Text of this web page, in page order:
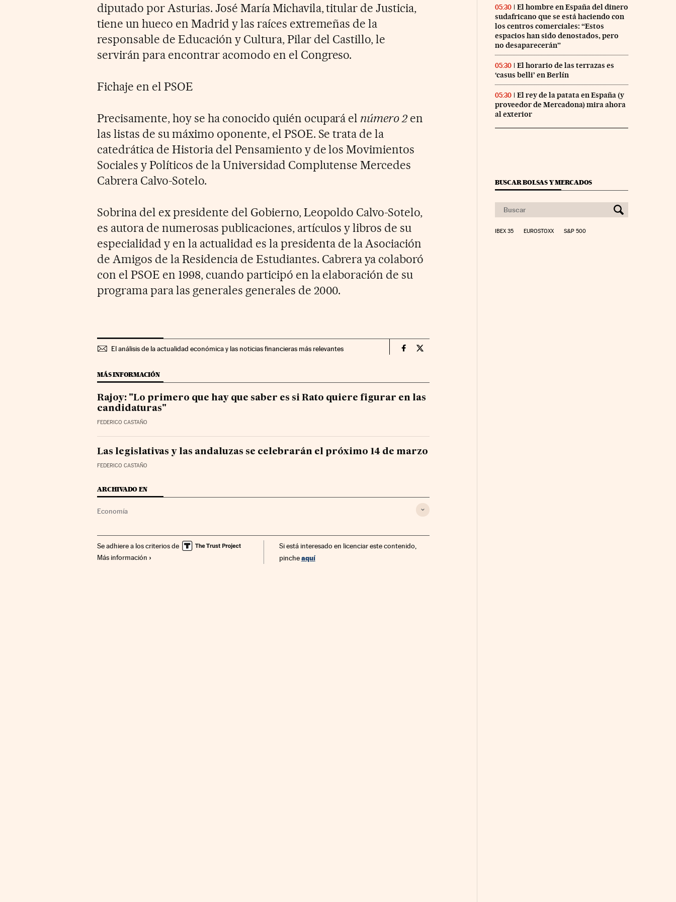
diputado por Asturias. José María Michavila, titular de Justicia,
tiene un hueco en Madrid y las raíces extremeñas de la
responsable de Educación y Cultura, Pilar del Castillo, le
servirán para encontrar acomodo en el Congreso.
Fichaje en el PSOE
Precisamente, hoy se ha conocido quién ocupará el número 2 en
las listas de su máximo oponente, el PSOE. Se trata de la
catedrática de Historia del Pensamiento y de los Movimientos
Sociales y Políticos de la Universidad Complutense Mercedes
Cabrera Calvo-Sotelo.
Sobrina del ex presidente del Gobierno, Leopoldo Calvo-Sotelo,
es autora de numerosas publicaciones, artículos y libros de su
especialidad y en la actualidad es la presidenta de la Asociación
de Amigos de la Residencia de Estudiantes. Cabrera ya colaboró
con el PSOE en 1998, cuando participó en la elaboración de su
programa para las generales generales de 2000.
El análisis de la actualidad económica y las noticias financieras más relevantes Economia Cinco Días en Facebook
Economia Cinco Días en Twitter
MÁS INFORMACIÓN
Rajoy: "Lo primero que hay que saber es si Rato quiere figurar en las
candidaturas"
FEDERICO CASTAÑO
Las legislativas y las andaluzas se celebrarán el próximo 14 de marzo
FEDERICO CASTAÑO
ARCHIVADO EN
Economía
Se adhiere a los criterios de
Más información
Si está interesado en licenciar este contenido,
pincheaquí
05:30
El hombre en España del dinero
sudafricano que se está haciendo con
los centros comerciales: “Estos
espacios han sido denostados, pero
no desaparecerán”
05:30
El horario de las terrazas es
‘casus belli’ en Berlín
05:30
El rey de la patata en España (y
proveedor de Mercadona) mira ahora
al exterior
BUSCAR BOLSAS Y MERCADOS
IBEX 35 EUROSTOXX S&P 500